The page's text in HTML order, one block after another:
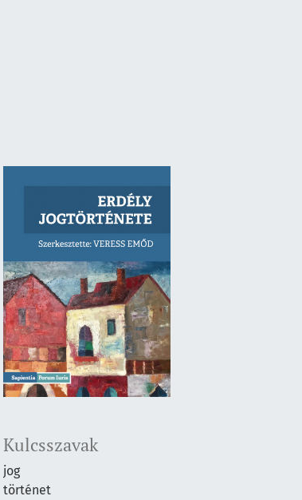
Kulcsszavak
jog
történet